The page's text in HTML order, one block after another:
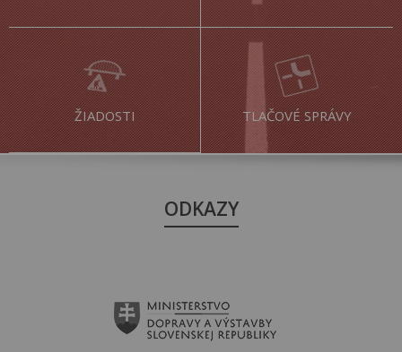
ŽIADOSTI TLAČOVÉ SPRÁVY
ODKAZY